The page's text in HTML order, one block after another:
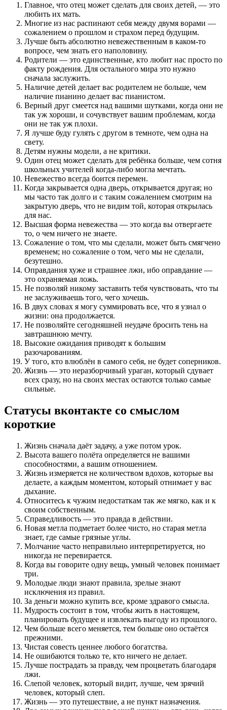
Главное, что отец может сделать для своих детей, — это
любить их мать.
Многие из нас распинают себя между двумя ворами —
сожалением о прошлом и страхом перед будущим.
Лучше быть абсолютно невежественным в каком-то
вопросе, чем знать его наполовину.
Родители — это единственные, кто любит нас просто по
факту рождения. Для остального мира это нужно
сначала заслужить.
Наличие детей делает вас родителем не больше, чем
наличие пианино делает вас пианистом.
Верный друг смеется над вашими шутками, когда они не
так уж хороши, и сочувствует вашим проблемам, когда
они не так уж плохи.
Я лучше буду гулять с другом в темноте, чем одна на
свету.
Детям нужны модели, а не критики.
Один отец может сделать для ребёнка больше, чем сотня
школьных учителей когда-либо могла мечтать.
Невежество всегда боится перемен.
Когда закрывается одна дверь, открывается другая; но
мы часто так долго и с таким сожалением смотрим на
закрытую дверь, что не видим той, которая открылась
для нас.
Высшая форма невежества — это когда вы отвергаете
то, о чем ничего не знаете.
Сожаление о том, что мы сделали, может быть смягчено
временем; но сожаление о том, чего мы не сделали,
безутешно.
Оправдания хуже и страшнее лжи, ибо оправдание —
это охраняемая ложь.
Не позволяй никому заставить тебя чувствовать, что ты
не заслуживаешь того, чего хочешь.
В двух словах я могу суммировать все, что я узнал о
жизни: она продолжается.
Не позволяйте сегодняшней неудаче бросить тень на
завтрашнюю мечту.
Высокие ожидания приводят к большим
разочарованиям.
У того, кто влюблён в самого себя, не будет соперников.
Жизнь — это неразборчивый ураган, который сдувает
всех сразу, но на своих местах остаются только самые
сильные.
Статусы вконтакте со смыслом
короткие
Жизнь сначала даёт задачу, а уже потом урок.
Высота вашего полёта определяется не вашими
способностями, а вашим отношением.
Жизнь измеряется не количеством вдохов, которые вы
делаете, а каждым моментом, который отнимает у вас
дыхание.
Относитесь к чужим недостаткам так же мягко, как и к
своим собственным.
Справедливость — это правда в действии.
Новая метла подметает более чисто, но старая метла
знает, где самые грязные углы.
Молчание часто неправильно интерпретируется, но
никогда не перевирается.
Когда вы говорите одну вещь, умный человек понимает
три.
Молодые люди знают правила, зрелые знают
исключения из правил.
За деньги можно купить все, кроме здравого смысла.
Мудрость состоит в том, чтобы жить в настоящем,
планировать будущее и извлекать выгоду из прошлого.
Чем больше всего меняется, тем больше оно остаётся
прежними.
Чистая совесть ценнее любого богатства.
Не ошибаются только те, кто ничего не делает.
Лучше пострадать за правду, чем процветать благодаря
лжи.
Слепой человек, который видит, лучше, чем зрячий
человек, который слеп.
Жизнь — это путешествие, а не пункт назначения.